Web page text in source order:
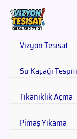
Vizyon Tesisat
Su Kaçağı Tespiti
Tıkanıklık Açma
Pimaş Yıkama